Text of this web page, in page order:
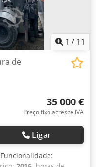
1 / 11
de
35 000 €
Preço fixo acresce IVA
Ligar